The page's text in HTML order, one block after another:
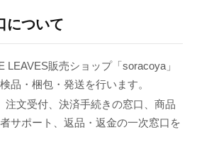
について
LEAVES販売ショップ「soracoya」
品・梱包・発送を行います。
注文受付、決済手続きの窓口、商品
サポート、返品・返金の一次窓口を